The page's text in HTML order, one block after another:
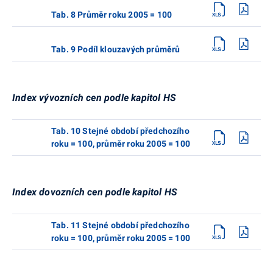
Tab. 8 Průměr roku 2005 = 100
Tab. 9 Podíl klouzavých průměrů
Index vývozních cen podle kapitol HS
Tab. 10 Stejné období předchozího
roku = 100, průměr roku 2005 = 100
Index dovozních cen podle kapitol HS
Tab. 11 Stejné období předchozího
roku = 100, průměr roku 2005 = 100